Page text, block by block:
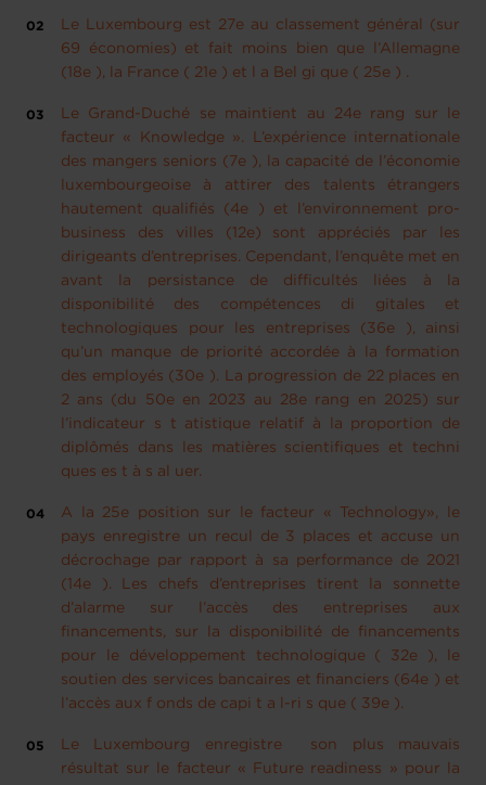
Le Luxembourg est 27e au classement général (sur
69 économies) et fait moins bien que l’Allemagne
(18e ), la France ( 21e ) et l a Bel gi que ( 25e ) .
Le Grand-Duché se maintient au 24e rang sur le
facteur « Knowledge ». L’expérience internationale
des mangers seniors (7e ), la capacité de l’économie
luxembourgeoise à attirer des talents étrangers
hautement qualifiés (4e ) et l’environnement pro-
business des villes (12e) sont appréciés par les
dirigeants d’entreprises. Cependant, l’enquête met en
avant la persistance de difficultés liées à la
disponibilité des compétences di gitales et
technologiques pour les entreprises (36e ), ainsi
qu’un manque de priorité accordée à la formation
des employés (30e ). La progression de 22 places en
2 ans (du 50e en 2023 au 28e rang en 2025) sur
l’indicateur s t atistique relatif à la proportion de
diplômés dans les matières scientifiques et techni
ques es t à s al uer.
A la 25e position sur le facteur « Technology», le
pays enregistre un recul de 3 places et accuse un
décrochage par rapport à sa performance de 2021
(14e ). Les chefs d’entreprises tirent la sonnette
d’alarme sur l’accès des entreprises aux
financements, sur la disponibilité de financements
pour le développement technologique ( 32e ), le
soutien des services bancaires et financiers (64e ) et
l’accès aux f onds de capi t a l-ri s que ( 39e ).
Le Luxembourg enregistre son plus mauvais
résultat sur le facteur « Future readiness » pour la